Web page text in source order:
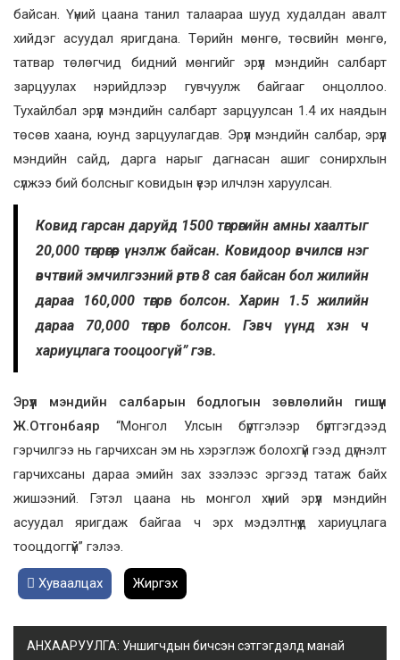
байсан. Үүний цаана танил талаараа шууд худалдан авалт
хийдэг асуудал яригдана. Төрийн мөнгө, төсвийн мөнгө,
татвар төлөгчид бидний мөнгийг эрүүл мэндийн салбарт
зарцуулах нэрийдлээр гувчуулж байгааг онцоллоо.
Тухайлбал эрүүл мэндийн салбарт зарцуулсан 1.4 их наядын
төсөв хаана, юунд зарцуулагдав. Эрүүл мэндийн салбар, эрүүл
мэндийн сайд, дарга нарыг дагнасан ашиг сонирхлын
сүлжээ бий болсныг ковидын үеэр илчлэн харуулсан.
Ковид гарсан даруйд 1500 төгрөгийн амны хаалтыг
20,000 төгрөгөөр үнэлж байсан. Ковидоор өвчилсөн нэг
өвчтөний эмчилгээний өртөг 8 сая байсан бол жилийн
дараа 160,000 төгрөг болсон. Харин 1.5 жилийн
дараа 70,000 төгрөг болсон. Гэвч үүнд хэн ч
хариуцлага тооцоогүй” гэв.
Эрүүл мэндийн салбарын бодлогын зөвлөлийн гишүүн
Ж.Отгонбаяр“Монгол Улсын бүртгэлээр бүртгэгдээд
гэрчилгээ нь гарчихсан эм нь хэрэглэж болохгүй гээд дүгнэлт
гарчихсаны дараа эмийн зах зээлээс эргээд татаж байх
жишээний. Гэтэл цаана нь монгол хүний эрүүл мэндийн
асуудал яригдаж байгаа ч эрх мэдэлтнүүд хариуцлага
тооцдоггүй” гэлээ.
Хуваалцах Жиргэх
АНХААРУУЛГА: Уншигчдын бичсэн сэтгэгдэлд манай